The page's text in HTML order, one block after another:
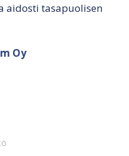
aidosti tasapuolisen
Oy